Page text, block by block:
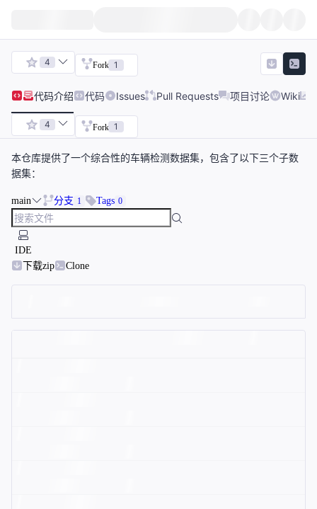
4 Fork 1
代码介绍 代码 Issues Pull Requests 项目讨论 Wiki
4 Fork 1
本仓库提供了一个综合性的车辆检测数据集，包含了以下三个子数
据集：
main 分支 1 Tags 0
IDE
下载zip
Clone